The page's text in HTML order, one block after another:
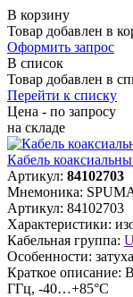
В корзину
Товар добавлен в
Оформить запрос
В список
Товар добавлен в
Перейти к списку
Цена - по запросу
на складе
Кабель
Артикул: 84102703
Мнемоника:
Артикул: 84102703
Характеристики:
Кабельная группа:
Особенности:
Краткое описание:
ГГц, -40…+85°C